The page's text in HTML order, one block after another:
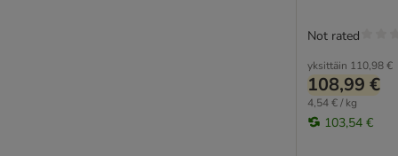
yksittäin 110,98 €
108,99 €
4,54 € / kg
103,54 €
Not rated